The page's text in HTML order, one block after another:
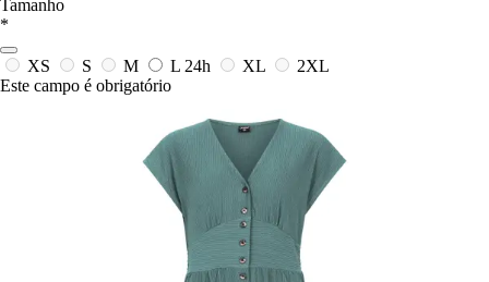
Tamanho
*
XS S M L 24h XL
2XL
Este campo é obrigatório